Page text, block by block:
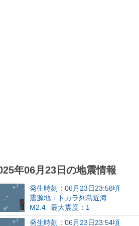
年06月23日の地震情報
発生時刻：06月23日23:58頃
震源地：トカラ列島近海
M2.4
最大震度：1
発生時刻：06月23日23:54頃